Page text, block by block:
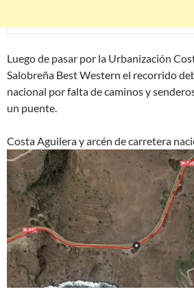
Luego de pasar por la Urbanización
Salobreña Best Western el recorrido
nacional por falta de caminos y
un puente.
Costa Aguilera y arcén de carretera